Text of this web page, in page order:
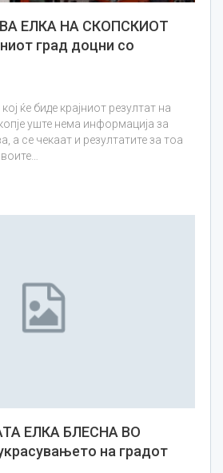
ЕЛКА НА СКОПСКИОТ
град доцни со
ќе биде крајниот резултат на
уште нема информација за
а се чекаат и резултатите за тоа
ЕЛКА БЛЕСНА ВО
на градот